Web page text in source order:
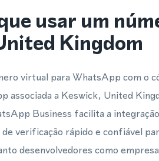
usar um
Kingdom
virtual para WhatsApp com o
associada a Keswick, United
Business facilita a
verificação rápido e confiável
desenvolvedores como